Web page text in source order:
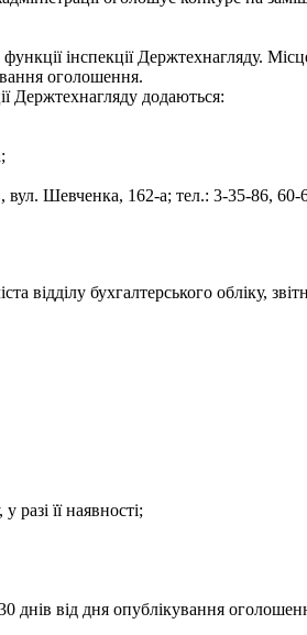
інспекції Держтехнагляду.
оголошення.
Держтехнагляду додаються:
вул. Шевченка, 162-а; тел.: 3-35-86, 60-
відділу бухгалтерського обліку,
її наявності;
від дня опублікування